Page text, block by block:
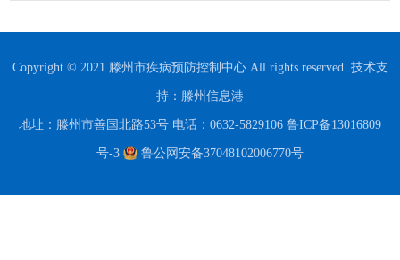
Copyright © 2021 滕州市疾病预防控制中心 All rights reserved. 技术支
持： 滕州信息港
地址：滕州市善国北路53号 电话：0632-5829106 鲁ICP备13016809
号-3 鲁公网安备37048102006770号